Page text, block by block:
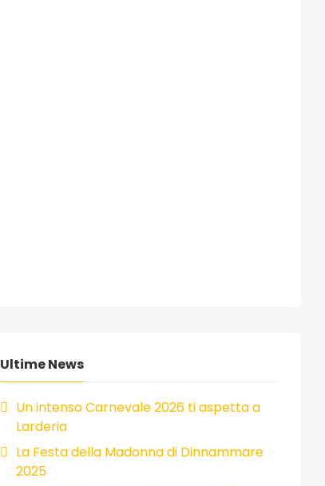
Ultime News
Un intenso Carnevale 2026 ti aspetta a
Larderia
La Festa della Madonna di Dinnammare
2025